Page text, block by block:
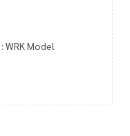
WRK Model